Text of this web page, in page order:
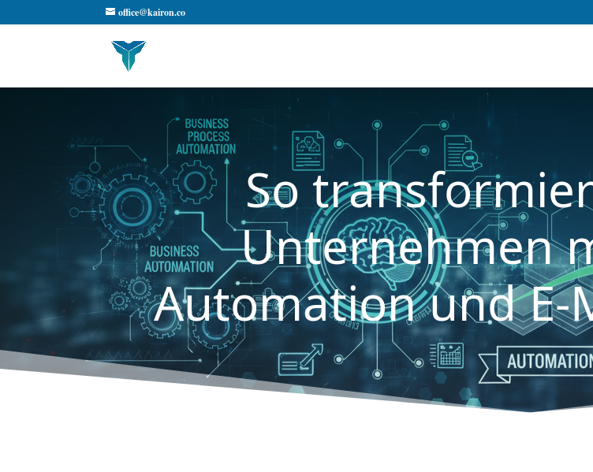
office@kairon.co
So
Unternehmen
Automation und